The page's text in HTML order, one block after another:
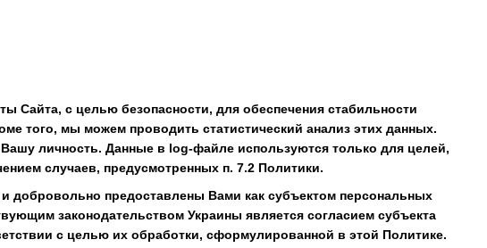
Сайта, с целью безопасности, для обеспечения стабильности
того, мы можем проводить статистический анализ этих данных.
личность. Данные в log-файле используются только для целей,
случаев, предусмотренных п. 7.2 Политики.
добровольно предоставлены Вами как субъектом персональных
законодательством Украины является согласием субъекта
с целью их обработки, сформулированной в этой Политике.